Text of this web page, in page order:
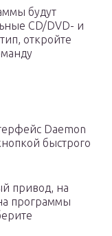
будут
CD/DVD- и
откройте
Daemon
быстрого
привод, на
программы